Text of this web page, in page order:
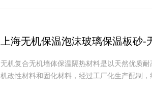
上海无机保温泡沫玻璃保温板砂-
无机复合无机墙体保温隔热材料是以天然优质
机改性材料和固化材料，经过工厂化生产配制